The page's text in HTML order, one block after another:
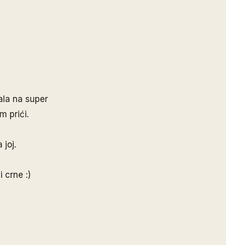
na super
prići.
joj.
crne :)